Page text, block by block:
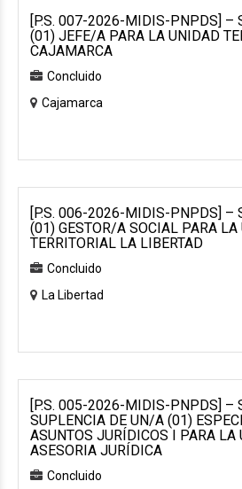
[P.S. 007-2026-MIDIS-PNPDS] –
(01) JEFE/A PARA LA UNIDAD
CAJAMARCA
Concluido
Cajamarca
[P.S. 006-2026-MIDIS-PNPDS] –
(01) GESTOR/A SOCIAL PARA LA
TERRITORIAL LA LIBERTAD
Concluido
La Libertad
[P.S. 005-2026-MIDIS-PNPDS] –
SUPLENCIA DE UN/A (01)
ASUNTOS JURÍDICOS I PARA LA
ASESORIA JURÍDICA
Concluido